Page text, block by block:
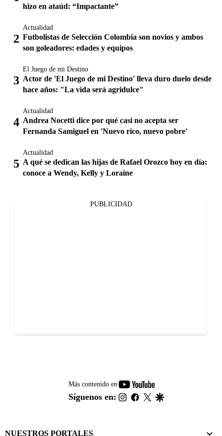
hizo en ataúd: “Impactante”
Actualidad
Futbolistas de Selección Colombia son novios y ambos
son goleadores: edades y equipos
El Juego de mi Destino
Actor de 'El Juego de mi Destino' lleva duro duelo desde
hace años: "La vida será agridulce"
Actualidad
Andrea Nocetti dice por qué casi no acepta ser
Fernanda Samiguel en 'Nuevo rico, nuevo pobre'
Actualidad
A qué se dedican las hijas de Rafael Orozco hoy en día:
conoce a Wendy, Kelly y Loraine
PUBLICIDAD
Más contenido en
youtube-
footer
Síguenos en: instagram
facebook
twitter
NUESTROS PORTALES